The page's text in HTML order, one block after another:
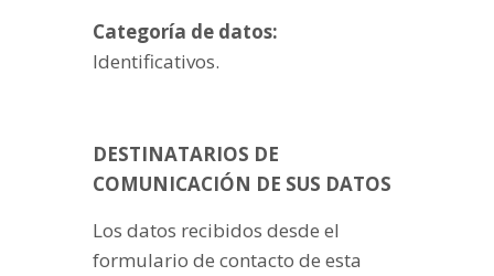
Categoría de datos:
Identificativos.
DESTINATARIOS DE
COMUNICACIÓN DE SUS DATOS
Los datos recibidos desde el
formulario de contacto de esta